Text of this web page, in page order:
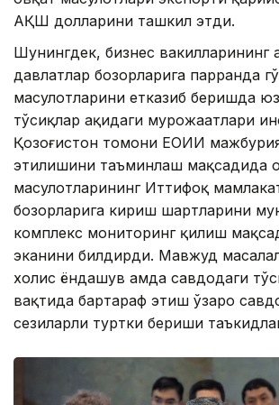
АҚШ долларини ташкил этди.
Шунингдек, бизнес вакилларининг
давлатлар бозорларига парранда
маҳсулотларини етказиб беришда
тўсиқлар ҳақидаги мурожаатлари
Қозоғистон томони ЕОИИ
этилишини таъминлаш мақсадида
маҳсулотларининг Иттифоқ
бозорларига кириш шартларини
комплекс мониторинг қилиш
эканини билдирди. Мавжуд
холис ёндашув ҳамда савдодаги
вақтида бартараф этиш ўзаро
сезиларли туртки бериши